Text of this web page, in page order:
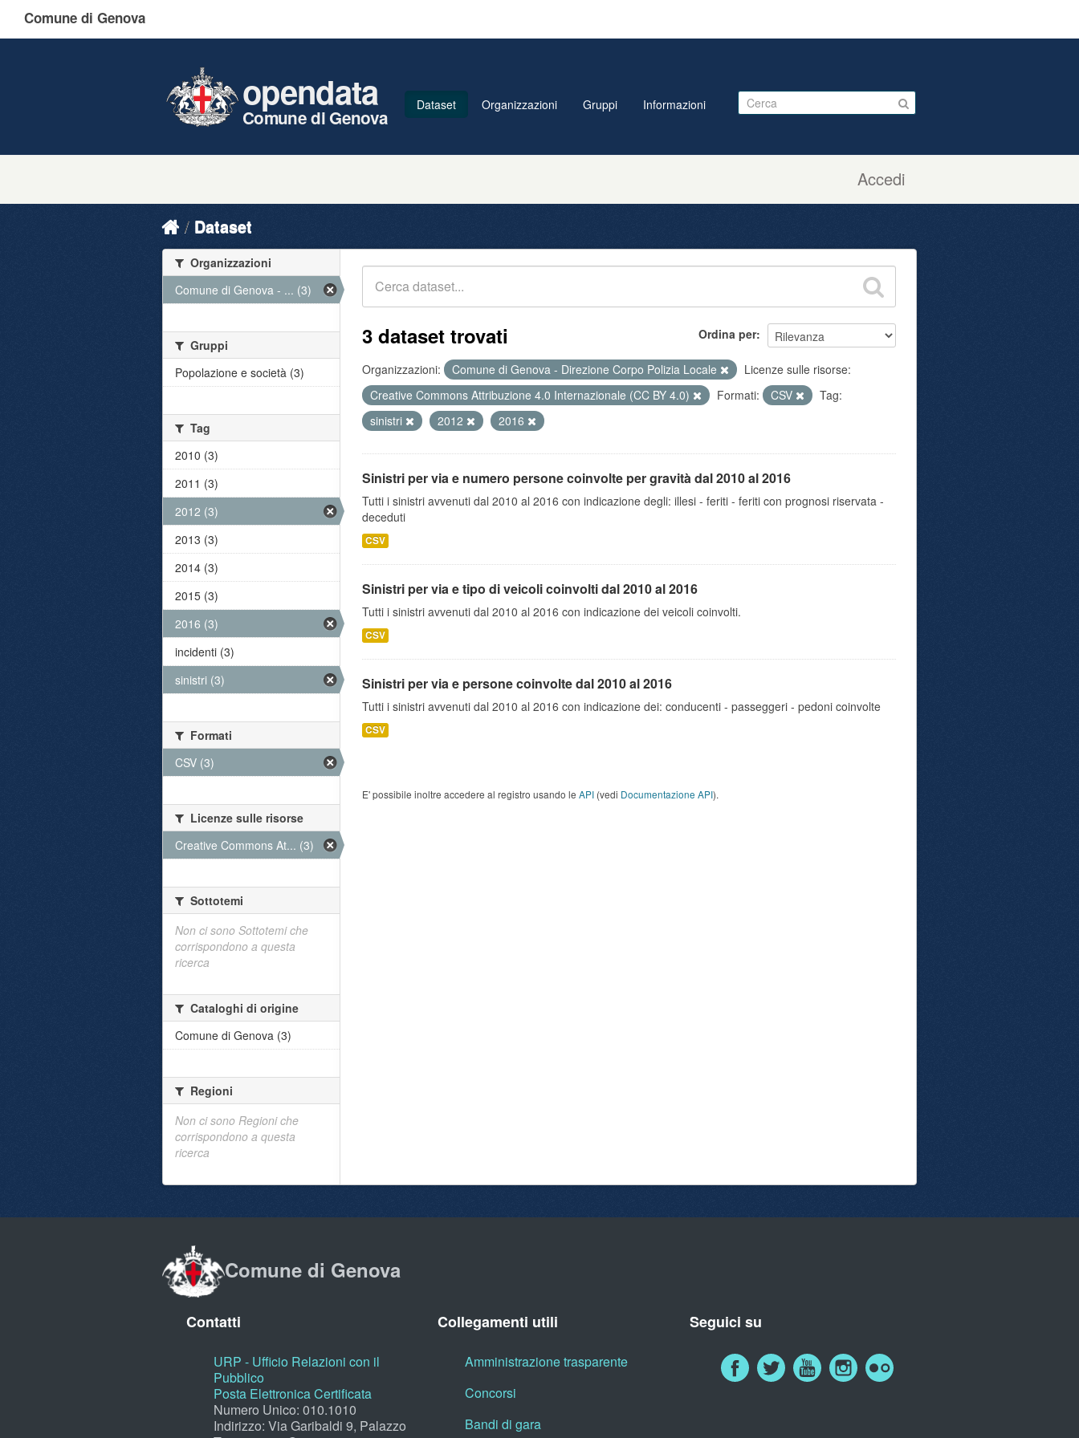
Comune di Genova
Accedi
opendata
Comune di Genova
Dataset Organizzazioni Gruppi Informazioni
Dataset
Ordina per
3 dataset trovati
Organizzazioni: Comune di Genova - Direzione Corpo Polizia Locale
Licenze sulle risorse:
Creative Commons Attribuzione 4.0 Internazionale (CC BY 4.0)
Formati: CSV
Tag:
sinistri
2012 2016
Sinistri per via e numero persone coinvolte per gravità dal 2010 al 2016
Tutti i sinistri avvenuti dal 2010 al 2016 con indicazione degli: illesi - feriti - feriti con prognosi riservata -
deceduti
CSV
Sinistri per via e tipo di veicoli coinvolti dal 2010 al 2016
Tutti i sinistri avvenuti dal 2010 al 2016 con indicazione dei veicoli coinvolti.
CSV
Sinistri per via e persone coinvolte dal 2010 al 2016
Tutti i sinistri avvenuti dal 2010 al 2016 con indicazione dei: conducenti - passeggeri - pedoni coinvolte
CSV
E' possibile inoltre accedere al registro usando le API (vedi Documentazione API).
Organizzazioni
Comune di Genova - ... (3)
Gruppi
Popolazione e società (3)
Tag
2010 (3)
2011 (3)
2012 (3)
2013 (3)
2014 (3)
2015 (3)
2016 (3)
incidenti (3)
sinistri (3)
Formati
CSV (3)
Licenze sulle risorse
Creative Commons At... (3)
Sottotemi
Non ci sono Sottotemi che
corrispondono a questa
ricerca
Cataloghi di origine
Comune di Genova (3)
Regioni
Non ci sono Regioni che
corrispondono a questa
ricerca
Comune di Genova
Contatti
URP - Ufficio Relazioni con il
Pubblico
Posta Elettronica Certificata
Numero Unico: 010.1010
Indirizzo: Via Garibaldi 9, Palazzo
Collegamenti utili
Amministrazione trasparente
Concorsi
Bandi di gara
Seguici su